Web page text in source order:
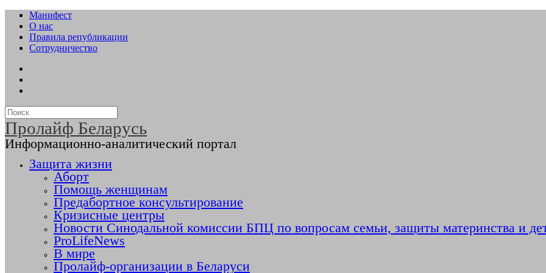
Манифест
О нас
Правила републикации
Сотрудничество
Пролайф Беларусь
Информационно-аналитический портал
Защита жизни
Аборт
Помощь женщинам
Предабортное консультирование
Кризисные центры
Новости Синодальной комиссии БПЦ по вопросам семьи, защиты материнства и
ProLifeNews
В мире
Пролайф-организации в Беларуси